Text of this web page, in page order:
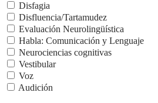
Disfagia
Disfluencia/Tartamudez
Evaluación Neurolingüística
Habla: Comunicación y Lenguaje
Neurociencias cognitivas
Vestibular
Voz
Audición